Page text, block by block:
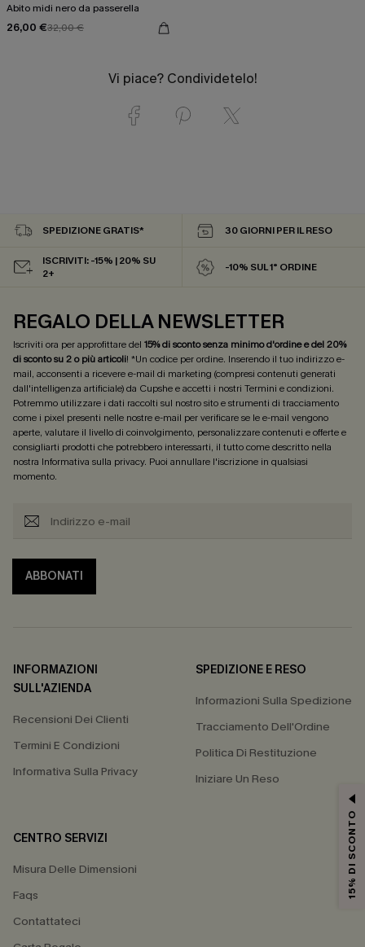
Abito midi nero da passerella
26,00 €32,00 €
Vi piace? Condividetelo!
SPEDIZIONE GRATIS* 30 GIORNI PER IL RESO
ISCRIVITI: -15% | 20% SU
2+
-10% SUL 1° ORDINE
REGALO DELLA NEWSLETTER
Iscriviti ora per approfittare del 15% di sconto senza minimo d'ordine e del 20%
di sconto su 2 o più articoli! *Un codice per ordine. Inserendo il tuo indirizzo e-
mail, acconsenti a ricevere e-mail di marketing (compresi contenuti generati
dall'intelligenza artificiale) da Cupshe e accetti i nostri Termini e condizioni.
Potremmo utilizzare i dati raccolti sul nostro sito e strumenti di tracciamento
come i pixel presenti nelle nostre e-mail per verificare se le e-mail vengono
aperte, valutare il livello di coinvolgimento, personalizzare contenuti e offerte e
consigliarti prodotti che potrebbero interessarti, il tutto come descritto nella
nostra Informativa sulla privacy. Puoi annullare l'iscrizione in qualsiasi
momento.
ABBONATI
INFORMAZIONI
SULL'AZIENDA
Recensioni Dei Clienti
Termini E Condizioni
Informativa Sulla Privacy
SPEDIZIONE E RESO
Informazioni Sulla Spedizione
Tracciamento Dell'Ordine
Politica Di Restituzione
Iniziare Un Reso
CENTRO SERVIZI
Misura Delle Dimensioni
Faqs
Contattateci
15% DI SCONTO